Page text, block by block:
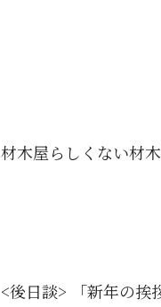
材木屋らしくない材
<後日談> 「新年の挨